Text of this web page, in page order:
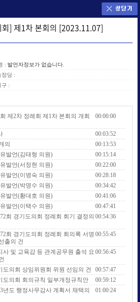
] 제1차 본회의 [2023.11.07]
: 발언자정보가 없습니다.
정당 :
구 :
제2차 정례회 제1차 본회의 개회
00:00:00
00:03:52
의
00:13:53
발언(김태형 의원)
00:15:14
발언(서정현 의원)
00:22:00
발언(이병숙 의원)
00:28:18
발언(박명수 의원)
00:34:42
발언(황대호 의원)
00:41:06
발언(이택수 의원)
00:47:41
회 경기도의회 정례회 회기 결정의 00:54:36
회 경기도의회 정례회 회의록 서명
출의 건
00:55:45
사 및 교육감 등 관계공무원 출석 요 00:56:45
도의회 상임위원회 위원 선임의 건
00:57:47
도의회 회의규칙 일부개정규칙안
00:59:12
년도 행정사무감사 계획서 채택의
01:00:24